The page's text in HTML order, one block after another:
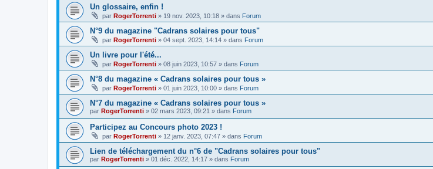
Un glossaire, enfin !
par RogerTorrenti » 19 nov. 2023, 10:18 » dans Forum
N°9 du magazine "Cadrans solaires pour tous"
par RogerTorrenti » 04 sept. 2023, 14:14 » dans Forum
Un livre pour l'été...
par RogerTorrenti » 08 juin 2023, 10:57 » dans Forum
N°8 du magazine « Cadrans solaires pour tous »
par RogerTorrenti » 01 juin 2023, 10:00 » dans Forum
N°7 du magazine « Cadrans solaires pour tous »
par RogerTorrenti » 02 mars 2023, 09:21 » dans Forum
Participez au Concours photo 2023 !
par RogerTorrenti » 12 janv. 2023, 07:47 » dans Forum
Lien de téléchargement du n°6 de "Cadrans solaires pour tous"
par RogerTorrenti » 01 déc. 2022, 14:17 » dans Forum